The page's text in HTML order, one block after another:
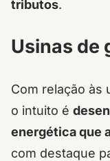
tributos.
Usinas de
Com relação às
o intuito é
energética que
com destaque